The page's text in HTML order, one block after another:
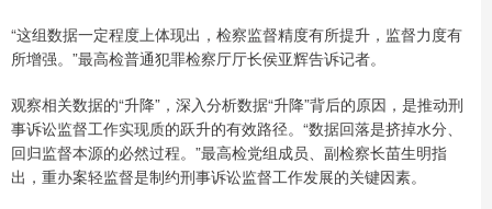
“这组数据一定程度上体现出，检察监督精度有所提升，监督力度有
所增强。”最高检普通犯罪检察厅厅长侯亚辉告诉记者。
观察相关数据的“升降”，深入分析数据“升降”背后的原因，是推动刑
事诉讼监督工作实现质的跃升的有效路径。“数据回落是挤掉水分、
回归监督本源的必然过程。”最高检党组成员、副检察长苗生明指
出，重办案轻监督是制约刑事诉讼监督工作发展的关键因素。